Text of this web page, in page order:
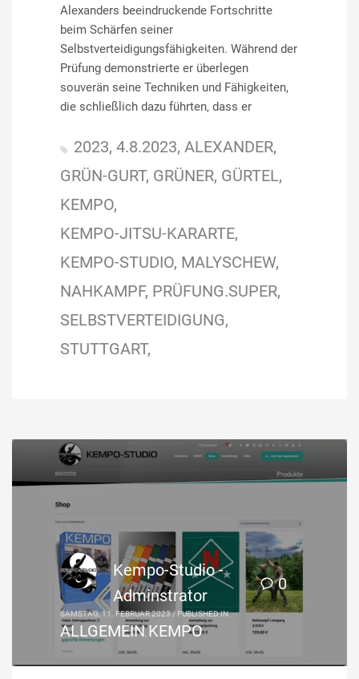
Alexanders beeindruckende Fortschritte
beim Schärfen seiner
Selbstverteidigungsfähigkeiten. Während der
Prüfung demonstrierte er überlegen
souverän seine Techniken und Fähigkeiten,
die schließlich dazu führten, dass er
2023 4.8.2023 ALEXANDER
GRÜN-GURT GRÜNER GÜRTEL
KEMPO
KEMPO-JITSU-KARARTE
KEMPO-STUDIO MALYSCHEW
NAHKAMPF PRÜFUNG.SUPER
SELBSTVERTEIDIGUNG
STUTTGART
0
Kempo-Studio -
Adminstrator
SAMSTAG, 11. FEBRUAR 2023/ PUBLISHED IN
ALLGEMEIN KEMPO